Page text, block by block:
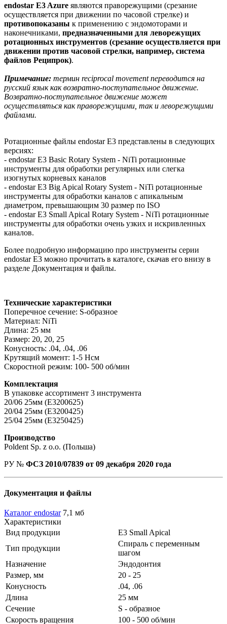
endostar E3 Azure являются праворежущими (срезание
осуществляется при движении по часовой стрелке) и
противопоказаны к применению с эндомоторами и
наконечниками, предназначенными для леворежущих
ротационных инструментов (срезание осуществляется при
движении против часовой стрелки, например, система
файлов Реципрок).
Примечание: термин reciprocal movement переводится на
русский язык как возвратно-поступательное движение.
Возвратно-поступательное движение может
осуществляться как праворежущими, так и леворежущими
файлами.
Ротационные файлы endostar E3 представлены в следующих
версиях:
- endostar E3 Basic Rotary System - NiTi ротационные
инструменты для обработки регулярных или слегка
изогнутых корневых каналов
- endostar E3 Big Apical Rotary System - NiTi ротационные
инструменты для обработки каналов с апикальным
диаметром, превышающим 30 размер по ISO
- endostar E3 Small Apical Rotary System - NiTi ротационные
инструменты для обработки очень узких и искривленных
каналов.
Более подробную информацию про инструменты серии
endostar E3 можно прочитать в каталоге, скачав его внизу в
разделе Документация и файлы.
Технические характеристики
Поперечное сечение: S-образное
Материал: NiTi
Длина: 25 мм
Размер: 20, 20, 25
Конусность: .04, .04, .06
Крутящий момент: 1-5 Нсм
Скоростной режим: 100- 500 об/мин
Комплектация
В упаковке ассортимент 3 инструмента
20/06 25мм (E3200625)
20/04 25мм (E3200425)
25/04 25мм (E3250425)
Производство
Poldent Sp. z o.o. (Польша)
РУ № ФСЗ 2010/07839 от 09 декабря 2020 года
Документация и файлы
Каталог endostar 7,1 мб
Характеристики
Вид продукции
E3 Small Apical
Тип продукции
Спираль с переменным
шагом
Назначение
Эндодонтия
Размер, мм
20 - 25
Конусность
.04, .06
Длина
25 мм
Сечение
S - образное
Скорость вращения
100 - 500 об/мин